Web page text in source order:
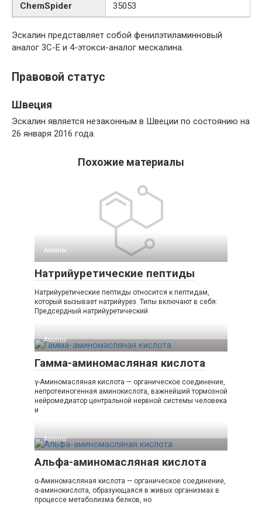
ChemSpider
35053
Эскалин представляет собой фенилэтиламинновый
аналог 3C-E и 4-этокси-аналог мескалина.
Правовой статус
Швеция
Эскалин является незаконным в Швеции по состоянию на
26 января 2016 года.
Похожие материалы
Амины‎
Натрийуретические пептиды
Натрийуретические пептиды относится к пептидам,
который вызывает натрийурез. Типы включают в себя:
Предсердный натрийуретический
Амины‎
Гамма-аминомасляная кислота
γ-Аминомасляная кислота — органическое соединение,
непротеиногенная аминокислота, важнейший тормозной
нейромедиатор центральной нервной системы человека
и
Амины‎
Альфа-аминомасляная кислота
α-Аминомасляная кислота — органическое соединение,
α-аминокислота, образующаяся в живых организмах в
процессе метаболизма белков, но